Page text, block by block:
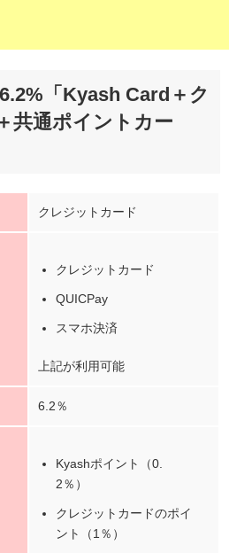
「Kyash Card＋ク
共通ポイントカー
クレジットカード
クレジットカード
QUICPay
スマホ決済
上記が利用可能
6.2％
Kyashポイント（0.
2％）
クレジットカードのポイ
ント（1％）